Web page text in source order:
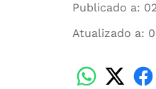
Publicado a:
Atualizado a: